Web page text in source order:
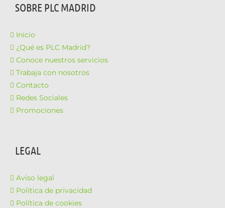
SOBRE PLC MADRID
Inicio
¿Qué es PLC Madrid?
Conoce nuestros servicios
Trabaja con nosotros
Contacto
Redes Sociales
Promociones
LEGAL
Aviso legal
Política de privacidad
Política de cookies